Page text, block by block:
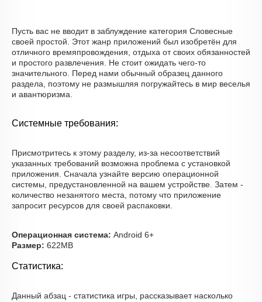
Пусть вас не вводит в заблуждение категория Словесные
своей простой. Этот жанр приложений был изобретён для
отличного времяпровождения, отдыха от своих обязанностей
и простого развлечения. Не стоит ожидать чего-то
значительного. Перед нами обычный образец данного
раздела, поэтому не размышляя погружайтесь в мир веселья
и авантюризма.
Системные требования:
Присмотритесь к этому разделу, из-за несоответствий
указанных требований возможна проблема с установкой
приложения. Сначала узнайте версию операционной
системы, предустановленной на вашем устройстве. Затем -
количество незанятого места, потому что приложение
запросит ресурсов для своей распаковки.
Операционная система: Android 6+
Размер: 622MB
Статистика:
Данный абзац - статистика игры, рассказывает насколько